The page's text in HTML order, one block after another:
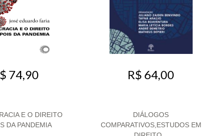
74,90
E O DIREITO
DA PANDEMIA
R$ 64,00
DIÁLOGOS
COMPARATIVOS,ESTUDOS EM